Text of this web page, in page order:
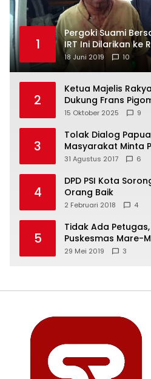
1
Pergoki Suami
IRT Ini Dilarikan ke
18 Juni 2019 10
2
Ketua Majelis
Dukung Frans
Freeport Indonesia
15 Oktober 2025 9
3
Tolak Dialog
Masyarakat Minta
31 Agustus 2017 6
4
DPD PSI Kota
Orang Baik
2 Februari 2018 4
5
Tidak Ada
Puskesmas Mare-
29 Mei 2019 3